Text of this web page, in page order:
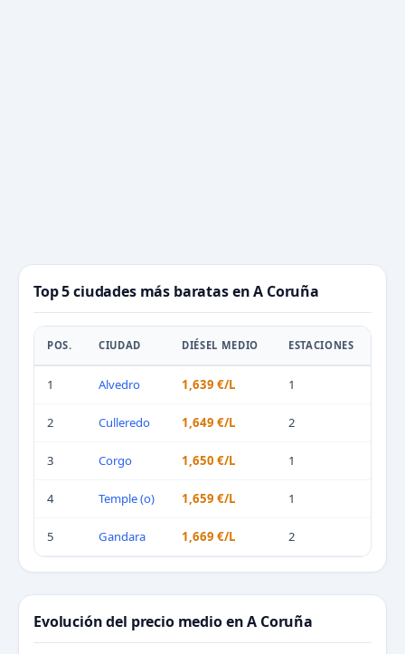
Top 5 ciudades más baratas en A Coruña
POS. CIUDAD DIÉSEL MEDIO ESTACIONES
1 Alvedro 1,639 €/L 1
2 Culleredo 1,649 €/L 2
3 Corgo 1,650 €/L 1
4 Temple (o) 1,659 €/L 1
5 Gandara 1,669 €/L 2
Evolución del precio medio en A Coruña